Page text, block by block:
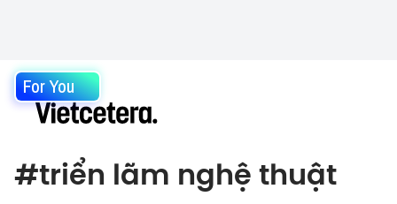
For You
#triển lãm nghệ thuật